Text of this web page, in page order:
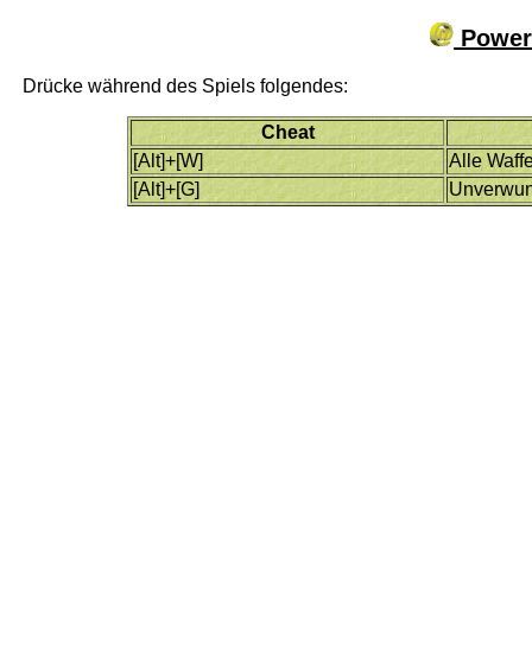
Drücke während des Spiels folgendes:
Cheat
[Alt]+[W]
Alle
[Alt]+[G]